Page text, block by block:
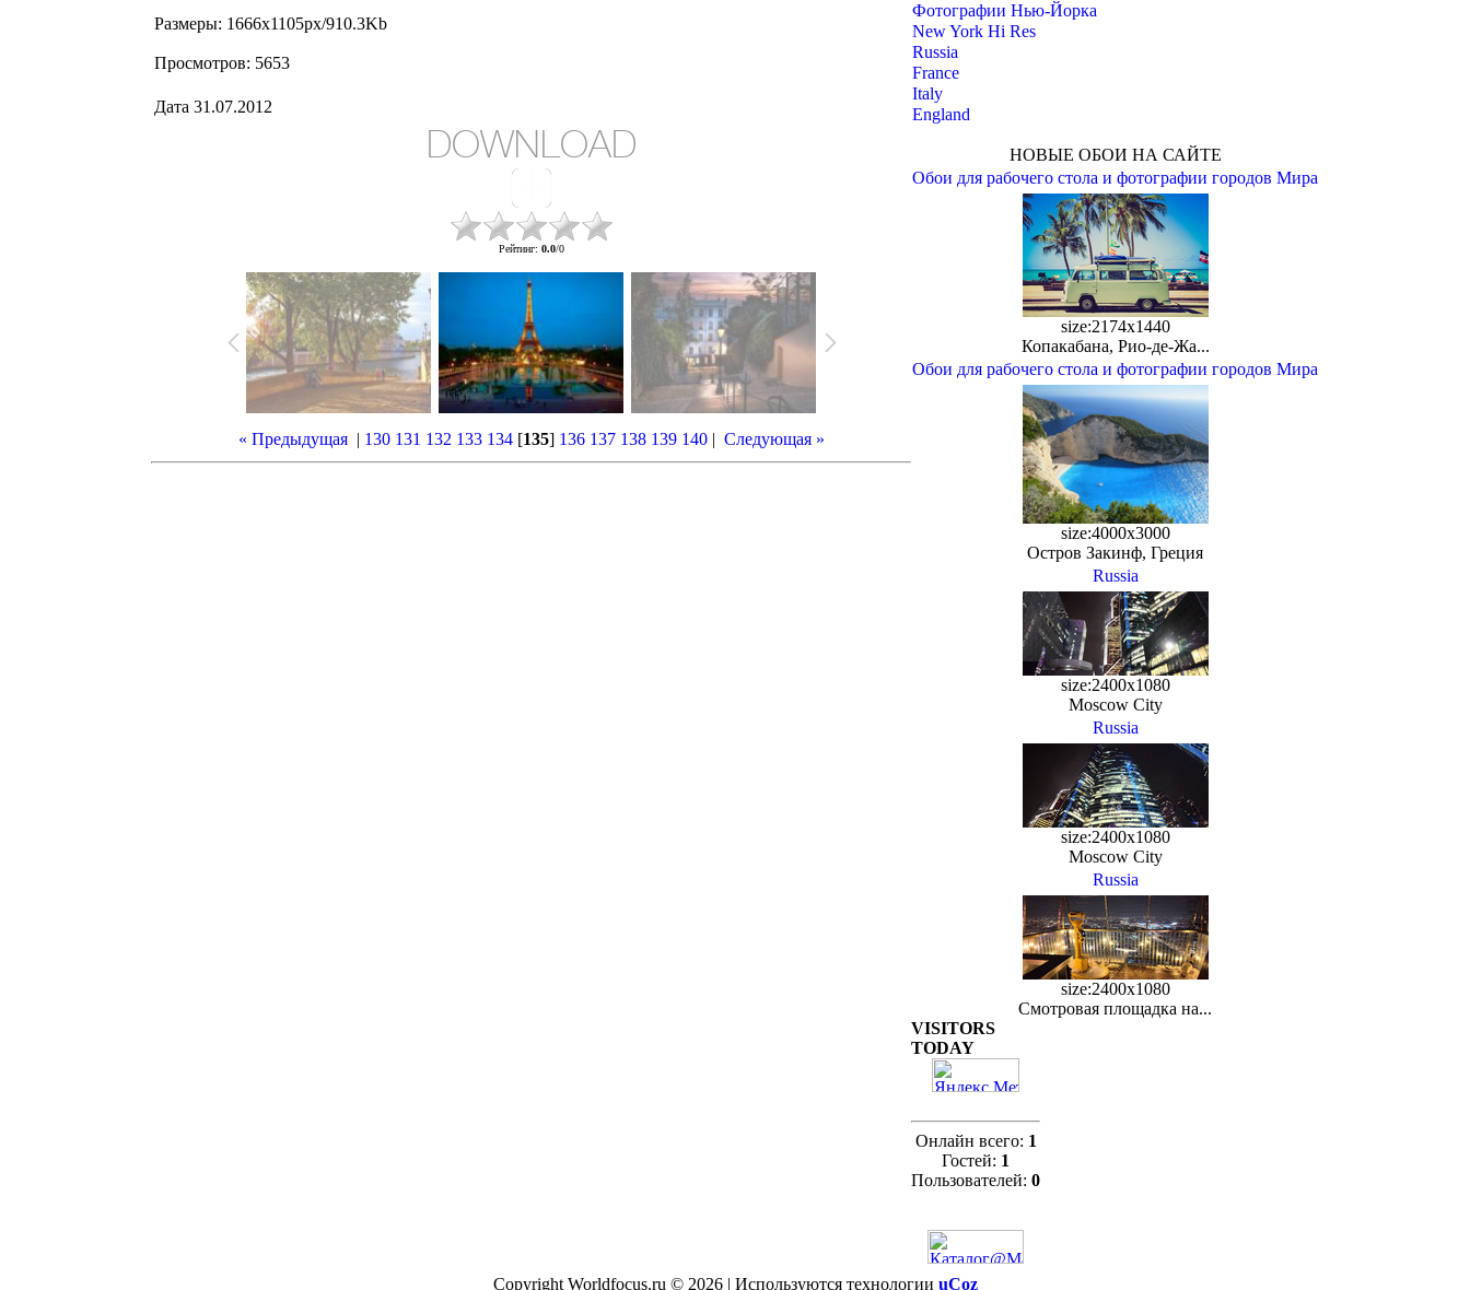
Размеры: 1666x1105px/910.3Kb
Просмотров: 5653
Дата 31.07.2012
DOWNLOAD
Рейтинг: 0.0/0
« Предыдущая| 130 131 132 133 134[135] 136 137 138 139 140| Следующая »
Фотографии Нью-Йорка
New York Hi Res
Russia
France
Italy
England
НОВЫЕ ОБОИ НА САЙТЕ
Обои для рабочего стола и фотографии городов Мира
size:2174x1440
Копакабана, Рио-де-Жа...
Обои для рабочего стола и фотографии городов Мира
size:4000x3000
Остров Закинф, Греция
Russia
size:2400x1080
Moscow City
Russia
size:2400x1080
Moscow City
Russia
size:2400x1080
Смотровая площадка на...
VISITORS
TODAY
Онлайн всего: 1
Гостей: 1
Пользователей: 0
Copyright Worldfocus.ru © 2026| Используются технологии uCoz